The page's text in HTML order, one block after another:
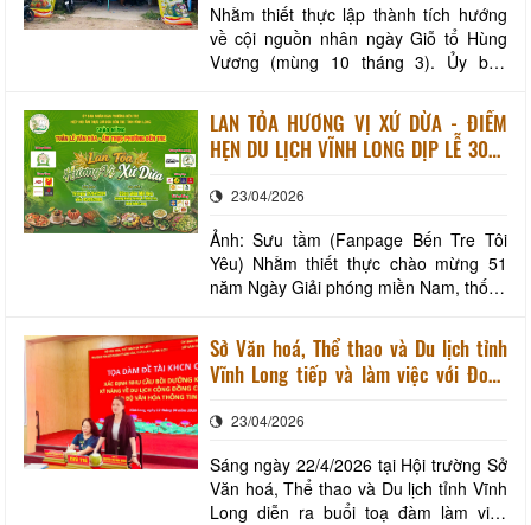
Nhằm thiết thực lập thành tích hướng
về cội nguồn nhân ngày Giỗ tổ Hùng
Vương (mùng 10 tháng 3). Ủy ban
động “Chợ quê” với mục đích góp phần
giáo dục thế hệ trẻ cùng cộng đồng
người dân địa phương về truyền thống
công lao dựng nước v
LAN TỎA HƯƠNG VỊ XỨ DỪA - ĐIỂM
HẸN DU LỊCH VĨNH LONG DỊP LỄ 30/4
23/04/2026
Ảnh: Sưu tầm (Fanpage Bến Tre Tôi
Yêu) Nhằm thiết thực chào mừng 51
năm Ngày Giải phóng miền Nam, thống
và 140 năm Ngày Quốc tế Lao động
(01/5/1886 - 01/5/2026), phường Bến
Tre phối hợp Hiệp hội Ẩm thực xứ Dừa
thực phường B
Sở Văn hoá, Thể thao và Du lịch tỉnh
Vĩnh Long tiếp và làm việc với Đoàn
hóa, thể thao và du lịch
23/04/2026
Sáng ngày 22/4/2026 tại Hội trường Sở
Văn hoá, Thể thao và Du lịch tỉnh Vĩnh
Long diễn ra buổi toạ đàm làm việc